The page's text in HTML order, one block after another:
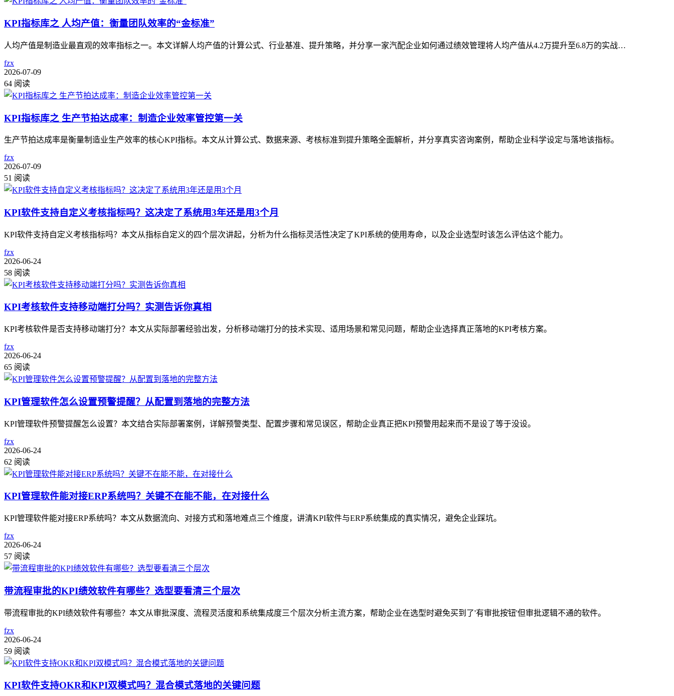
KPI指标库之 人均产值：衡量团队效率的“金标准”
人均产值是制造业最直观的效率指标之一。本文详解人均产值的计算公式、行业基准、提升策略，并分享一家汽配企业如何通过绩效管理将人均产值从4.2万提升至6.8万的实战…
fzx
2026-07-09
64 阅读
KPI指标库之 生产节拍达成率：制造企业效率管控第一关
生产节拍达成率是衡量制造业生产效率的核心KPI指标。本文从计算公式、数据来源、考核标准到提升策略全面解析，并分享真实咨询案例，帮助企业科学设定与落地该指标。
fzx
2026-07-09
51 阅读
KPI软件支持自定义考核指标吗？这决定了系统用3年还是用3个月
KPI软件支持自定义考核指标吗？本文从指标自定义的四个层次讲起，分析为什么指标灵活性决定了KPI系统的使用寿命，以及企业选型时该怎么评估这个能力。
fzx
2026-06-24
58 阅读
KPI考核软件支持移动端打分吗？实测告诉你真相
KPI考核软件是否支持移动端打分？本文从实际部署经验出发，分析移动端打分的技术实现、适用场景和常见问题，帮助企业选择真正落地的KPI考核方案。
fzx
2026-06-24
65 阅读
KPI管理软件怎么设置预警提醒？从配置到落地的完整方法
KPI管理软件预警提醒怎么设置？本文结合实际部署案例，详解预警类型、配置步骤和常见误区，帮助企业真正把KPI预警用起来而不是设了等于没设。
fzx
2026-06-24
62 阅读
KPI管理软件能对接ERP系统吗？关键不在能不能，在对接什么
KPI管理软件能对接ERP系统吗？本文从数据流向、对接方式和落地难点三个维度，讲清KPI软件与ERP系统集成的真实情况，避免企业踩坑。
fzx
2026-06-24
57 阅读
带流程审批的KPI绩效软件有哪些？选型要看清三个层次
带流程审批的KPI绩效软件有哪些？本文从审批深度、流程灵活度和系统集成度三个层次分析主流方案，帮助企业在选型时避免买到了'有审批按钮'但审批逻辑不通的软件。
fzx
2026-06-24
59 阅读
KPI软件支持OKR和KPI双模式吗？混合模式落地的关键问题